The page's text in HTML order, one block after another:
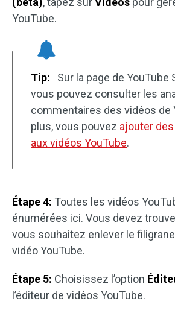
YouTube.
Tip:
Sur la page de YouTube
vous pouvez consulter les
commentaires des vidéos de
plus, vous pouvez ajouter
aux vidéos YouTube.
Étape 4: Toutes les vidéos
énumérées ici. Vous devez
vous souhaitez enlever le
vidéo YouTube.
Étape 5: Choisissez l’option
l’éditeur de vidéos YouTube.